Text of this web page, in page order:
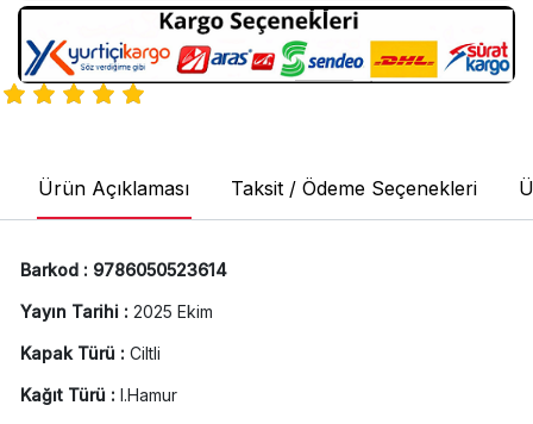
Ürün Açıklaması Taksit / Ödeme Seçenekleri
Barkod : 9786050523614
Yayın Tarihi : 2025 Ekim
Kapak Türü : Ciltli
Kağıt Türü : I.Hamur